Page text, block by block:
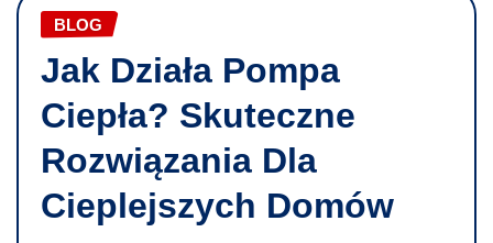
BLOG
Jak Działa Pompa
Ciepła? Skuteczne
Rozwiązania Dla
Cieplejszych Domów